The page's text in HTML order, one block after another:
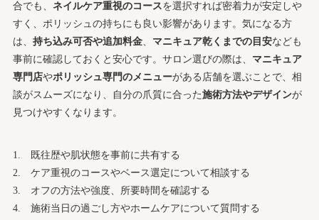
合でも、 ネイルケア重視のコースを選択すれば密着力が安定しや
すく、ポリッシュの持ちにも良い影響があります。気になる方
は、 持ち込み可否や追加料金、 マニキュア乾くまでの目安なども
事前に確認しておくと安心です。サロン選びの際は、 マニキュア
専門店やポリッシュ専門のメニューがある店舗を選ぶことで、相
談がスムーズになり、自分の爪質に合った施術方法やデザインが
見つけやすくなります。
既往歴や肌状態を事前に共有する
ケア重視のコースやベース選定について相談する
オフの方法や強度、所要時間を確認する
施術当日の過ごし方やホームケアについて質問する